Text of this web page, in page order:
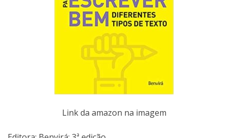
Link da amazon na imagem